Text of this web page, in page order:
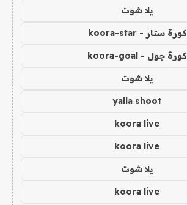
يلا شوت
كورة ستار - koora-star
كورة جول - koora-goal
يلا شوت
yalla shoot
koora live
koora live
يلا شوت
koora live